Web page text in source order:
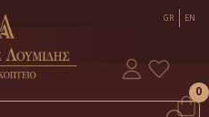
GR EN
0